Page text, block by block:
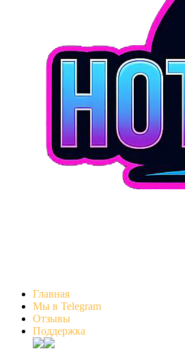
Главная
Мы в Telegram
Отзывы
Поддержка